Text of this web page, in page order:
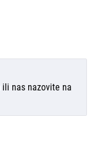
ili nas nazovite na